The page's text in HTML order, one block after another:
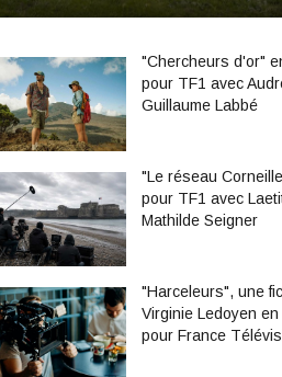
"Chercheurs d'or"
pour TF1 avec
Guillaume Labbé
"Le réseau
pour TF1 avec
Mathilde Seigner
"Harceleurs", une
Virginie Ledoyen
pour France